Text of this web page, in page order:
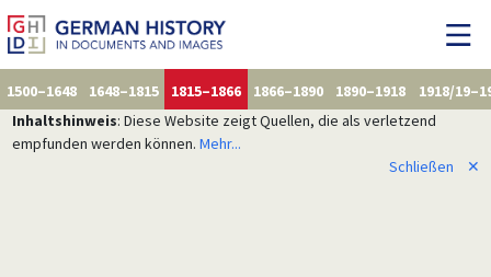
1500–1648 1648–1815 1815–1866 1866–1890 1890–1918
1918/
Inhaltshinweis: Diese Website zeigt Quellen, die als verletzend
empfunden werden können. Mehr...
Schließen
✕